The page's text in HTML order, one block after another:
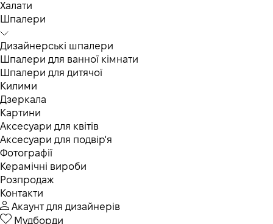
Халати
Шпалери
Дизайнерські шпалери
Шпалери для ванної кімнати
Шпалери для дитячої
Килими
Дзеркала
Картини
Аксесуари для квітів
Аксесуари для подвір'я
Фотографії
Керамічні вироби
Розпродаж
Контакти
Акаунт для дизайнерів
Мудборди